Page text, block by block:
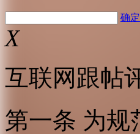
确定
X
互联网跟帖
第一条 为规